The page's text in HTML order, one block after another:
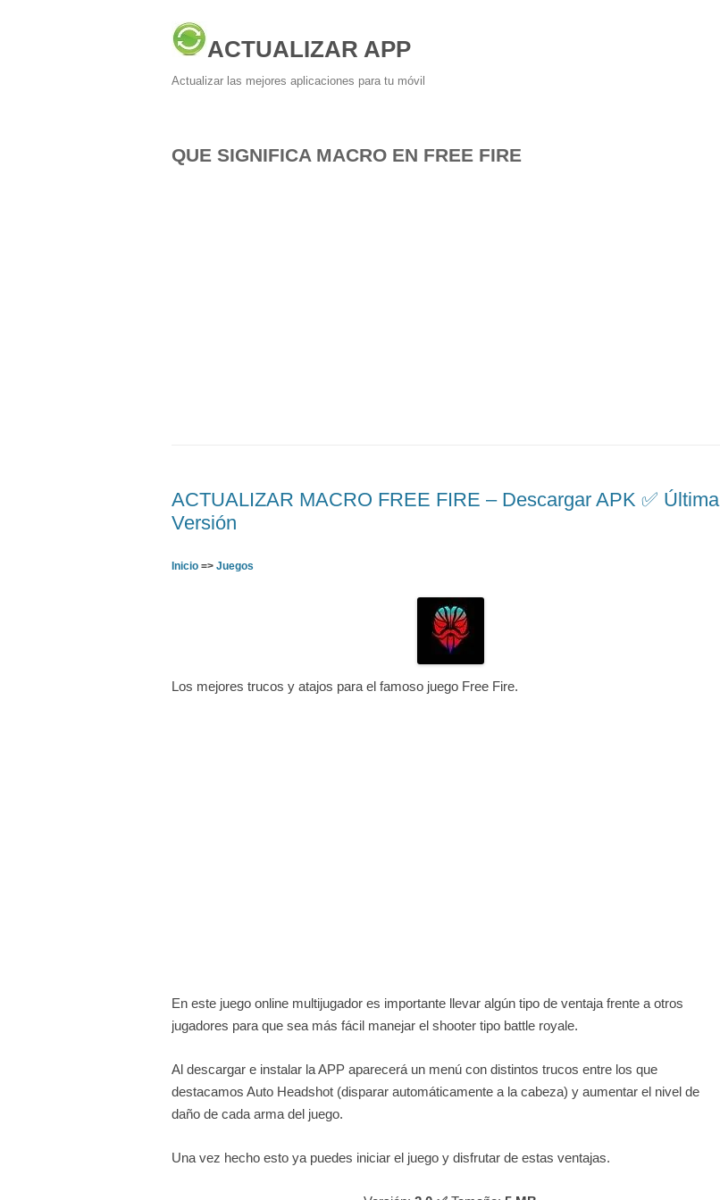
ACTUALIZAR APP
Actualizar las mejores aplicaciones para tu móvil
QUE SIGNIFICA MACRO EN FREE FIRE
ACTUALIZAR MACRO FREE FIRE – Descargar APK ✅️ Última
Versión
Inicio => Juegos
Los mejores trucos y atajos para el famoso juego Free Fire.
En este juego online multijugador es importante llevar algún tipo de ventaja frente a otros
jugadores para que sea más fácil manejar el shooter tipo battle royale.
Al descargar e instalar la APP aparecerá un menú con distintos trucos entre los que
destacamos Auto Headshot (disparar automáticamente a la cabeza) y aumentar el nivel de
daño de cada arma del juego.
Una vez hecho esto ya puedes iniciar el juego y disfrutar de estas ventajas.